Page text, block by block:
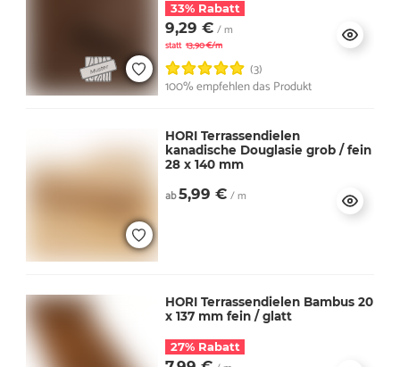
33% Rabatt
9,29 € / m
statt 13,90 €/m
(3)
100% empfehlen das Produkt
HORI Terrassendielen
kanadische Douglasie grob / fein
28 x 140 mm
ab5,99 € / m
HORI Terrassendielen Bambus 20
x 137 mm fein / glatt
27% Rabatt